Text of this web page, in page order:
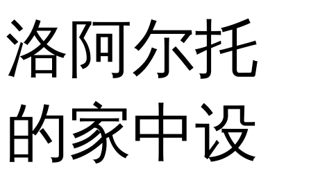
洛阿尔托
的家中设